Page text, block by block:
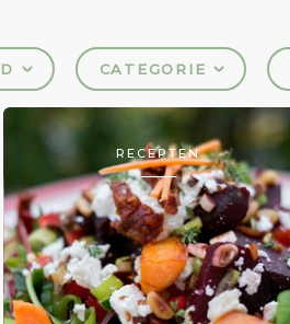
CATEGORIE
RECEPTEN